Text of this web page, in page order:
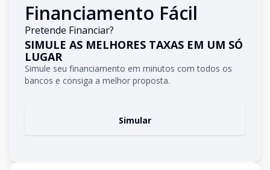
Financiamento Fácil
Pretende Financiar?
SIMULE AS MELHORES TAXAS EM UM SÓ
LUGAR
Simule seu financiamento em minutos com todos os
bancos e consiga a melhor proposta.
Simular